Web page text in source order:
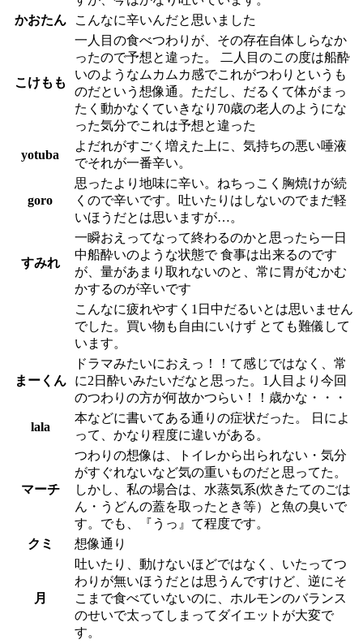
かおたん
こんなに辛いんだと思いました
こけもも
一人目の食べつわりが、その存在自体しらなか
ったので予想と違った。 二人目のこの度は船酔
いのようなムカムカ感でこれがつわりというも
のだという想像通。ただし、だるくて体がまっ
たく動かなくていきなり70歳の老人のようにな
った気分でこれは予想と違った
yotuba
よだれがすごく増えた上に、気持ちの悪い唾液
でそれが一番辛い。
goro
思ったより地味に辛い。ねちっこく胸焼けが続
くので辛いです。吐いたりはしないのでまだ軽
いほうだとは思いますが…。
すみれ
一瞬おえってなって終わるのかと思ったら一日
中船酔いのような状態で 食事は出来るのです
が、量があまり取れないのと、常に胃がむかむ
かするのが辛いです
こんなに疲れやすく1日中だるいとは思いません
でした。買い物も自由にいけず とても難儀して
います。
まーくん
ドラマみたいにおえっ！！て感じではなく、常
に2日酔いみたいだなと思った。1人目より今回
のつわりの方が何故かつらい！！歳かな・・・
lala
本などに書いてある通りの症状だった。 日によ
って、かなり程度に違いがある。
マーチ
つわりの想像は、トイレから出られない・気分
がすぐれないなど気の重いものだと思ってた。
しかし、私の場合は、水蒸気系(炊きたてのごは
ん・うどんの蓋を取ったとき等）と魚の臭いで
す。でも、『うっ』て程度です。
クミ
想像通り
月
吐いたり、動けないほどではなく、いたってつ
わりが無いほうだとは思うんですけど、逆にそ
こまで食べていないのに、ホルモンのバランス
のせいで太ってしまってダイエットが大変で
す。